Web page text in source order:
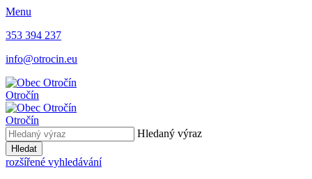
Menu
353 394 237
info@otrocin.eu
Otročín
Otročín
Hledaný výraz
Hledat
rozšířené vyhledávání